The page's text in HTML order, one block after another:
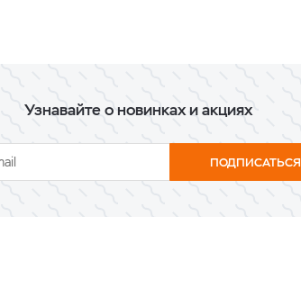
Узнавайте о новинках и акциях
ПОДПИСАТЬСЯ